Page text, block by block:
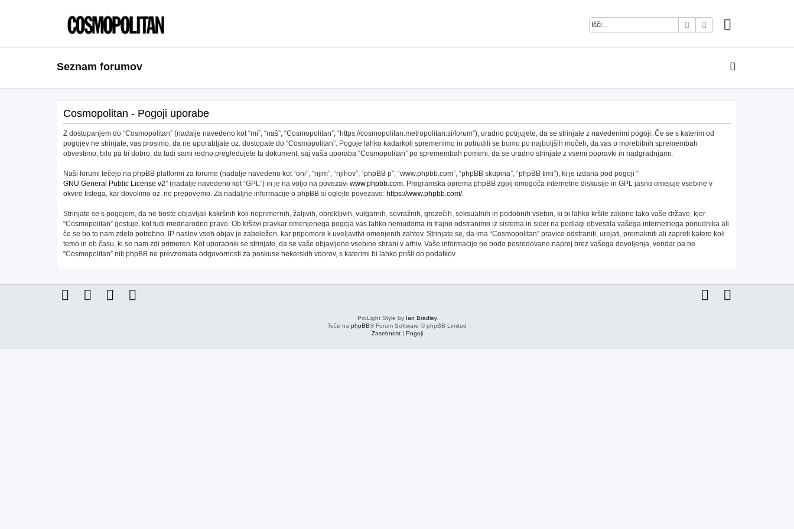
IskanjeNapredno iskanje
Seznam forumov
Cosmopolitan - Pogoji uporabe
Z dostopanjem do “Cosmopolitan” (nadalje navedeno kot “mi”, “naš”, “Cosmopolitan”, “https://cosmopolitan.metropolitan.si/forum”), uradno potrjujete, da se strinjate z navedenimi pogoji. Če se s katerim od
pogojev ne strinjate, vas prosimo, da ne uporabljate oz. dostopate do “Cosmopolitan”. Pogoje lahko kadarkoli spremenimo in potrudili se bomo po najboljših močeh, da vas o morebitnih spremembah
obvestimo, bilo pa bi dobro, da tudi sami redno pregledujete ta dokument, saj vaša uporaba “Cosmopolitan” po spremembah pomeni, da se uradno strinjate z vsemi popravki in nadgradnjami.
Naši forumi tečejo na phpBB platformi za forume (nadalje navedeno kot “oni”, “njim”, “njihov”, “phpBB p”, “www.phpbb.com”, “phpBB skupina”, “phpBB timi”), ki je izdana pod pogoji “
GNU General Public License v2” (nadalje navedeno kot “GPL”) in je na voljo na povezavi www.phpbb.com. Programska oprema phpBB zgolj omogoča internetne diskusije in GPL jasno omejuje vsebine v
okvire tistega, kar dovolimo oz. ne prepovemo. Za nadaljne informacije o phpBB si oglejte povezavo: https://www.phpbb.com/.
Strinjate se s pogojem, da ne boste objavljali kakršnih koli neprimernih, žaljivih, obrekljivih, vulgarnih, sovražnih, grozečih, seksualnih in podobnih vsebin, ki bi lahko kršile zakone tako vaše države, kjer
“Cosmopolitan” gostuje, kot tudi mednarodno pravo. Ob kršitvi pravkar omenjenega pogoja vas lahko nemudoma in trajno odstranimo iz sistema in sicer na podlagi obvestila vašega internetnega ponudnika ali
če se bo to nam zdelo potrebno. IP naslov vseh objav je zabeležen, kar pripomore k uveljavitvi omenjenih zahtev. Strinjate se, da ima “Cosmopolitan” pravico odstraniti, urejati, premakniti ali zapreti katero koli
temo in ob času, ki se nam zdi primeren. Kot uporabnik se strinjate, da se vaše objavljene vsebine shrani v arhiv. Vaše informacije ne bodo posredovane naprej brez vašega dovoljenja, vendar pa ne
“Cosmopolitan” niti phpBB ne prevzemata odgovornosti za poskuse hekerskih vdorov, s katerimi bi lahko prišli do podatkov.
ProLight Style by Ian Bradley
Teče na phpBB® Forum Software © phpBB Limited
Zasebnost| Pogoji